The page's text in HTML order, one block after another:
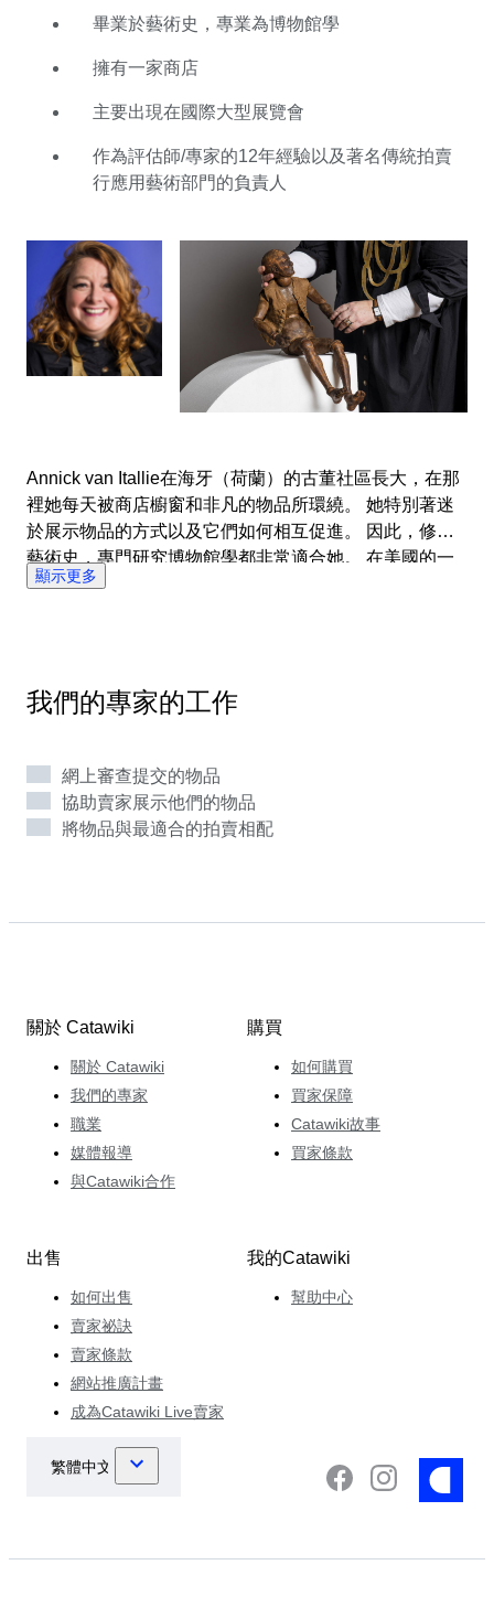
在阿姆斯特丹的Spiegelgracht開設了自己的店鋪。 她把
然會帶著她的好奇心前往國際藝術博覽會。 並取得巨大
創造力。 憑藉她作為評估師和賣家的經驗，她可以估計
拍賣品的價值，並且知道收藏者喜歡什麼樣的物品。 因
此，她確保她的拍賣包括各種各樣的物品，只要它們的質
自己像一位探險家，讓她的競投者經歷一次令人興奮的探
索之旅。
畢業於藝術史，專業為博物館學
擁有一家商店
主要出現在國際大型展覽會
作為評估師/專家的12年經驗以及著名傳統拍賣
行應用藝術部門的負責人
Annick van Itallie在海牙（荷蘭）的古董社區長大，在那
裡她每天被商店櫥窗和非凡的物品所環繞。 她特別著迷
於展示物品的方式以及它們如何相互促進。 因此，修讀
藝術史，專門研究博物館學都非常適合她。 在美國的一
家博物館工作後，她曾在荷蘭擔任電影道具大師。 12年
它命名為'好奇心內閣'。 這家店現在已經關門了，但她仍
然會帶著她的好奇心前往國際藝術博覽會。 並取得巨大
創造力。 憑藉她作為評估師和賣家的經驗，她可以估計
拍賣品的價值，並且知道收藏者喜歡什麼樣的物品。 因
此，她確保她的拍賣包括各種各樣的物品，只要它們的質
索之旅。
顯示更多
我們的專家的工作
網上審查提交的物品
協助賣家展示他們的物品
將物品與最適合的拍賣相配
關於 Catawiki
關於 Catawiki
我們的專家
職業
媒體報導
與Catawiki合作
購買
如何購買
買家保障
Catawiki故事
買家條款
出售
如何出售
賣家祕訣
賣家條款
網站推廣計畫
成為Catawiki Live賣家
我的Catawiki
幫助中心